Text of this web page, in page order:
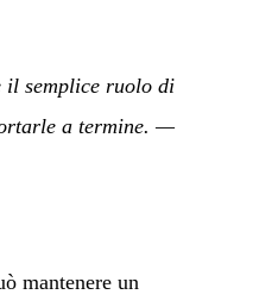
il semplice ruolo di
a termine. —
mantenere un